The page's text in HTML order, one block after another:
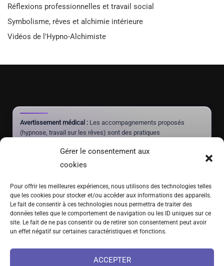
Gérer le consentement aux
cookies
Pour offrir les meilleures expériences, nous utilisons des technologies telles
que les cookies pour stocker et/ou accéder aux informations des appareils.
Le fait de consentir à ces technologies nous permettra de traiter des
données telles que le comportement de navigation ou les ID uniques sur ce
site. Le fait de ne pas consentir ou de retirer son consentement peut avoir
un effet négatif sur certaines caractéristiques et fonctions.
ACCEPTER
Réflexions professionnelles et travail social
Symbolisme, rêves et alchimie intérieure
Vidéos de l'Hypno-Alchimiste
Avertissement médical : Les accompagnements proposés
(hypnose, travail sur les rêves) sont des pratiques
constituent pas un acte médical, ne posent aucun diagnostic et
ne doivent jamais se substituer à un traitement prescrit par un
(+41) 076 639 37 64
Fritz-Marchand 2 · 2615 Sonvilier · SUISSE
info@hypno-alchimiste.com